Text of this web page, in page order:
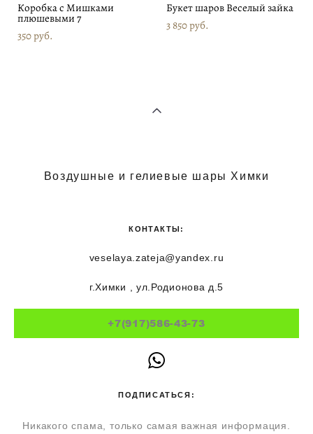
Коробка с Мишками
плюшевыми 7
350 pуб.
Букет шаров Веселый зайка
3 850 pуб.
Воздушные и гелиевые шары Химки
КОНТАКТЫ:
veselaya.zateja@yandex.ru
г.Химки , ул.Родионова д.5
+7(917)586-43-73
ПОДПИСАТЬСЯ:
Никакого спама, только самая важная информация.